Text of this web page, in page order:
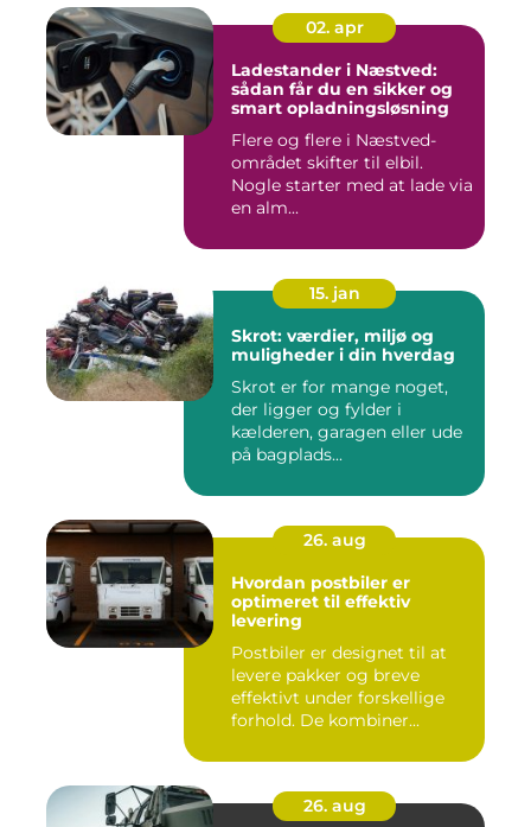
02. apr
Ladestander i Næstved:
sådan får du en sikker og
smart opladningsløsning
Flere og flere i Næstved-
området skifter til elbil.
Nogle starter med at lade via
en alm...
15. jan
Skrot: værdier, miljø og
muligheder i din hverdag
Skrot er for mange noget,
der ligger og fylder i
kælderen, garagen eller ude
på bagplads...
26. aug
Hvordan postbiler er
optimeret til effektiv
levering
Postbiler er designet til at
levere pakker og breve
effektivt under forskellige
forhold. De kombiner...
26. aug